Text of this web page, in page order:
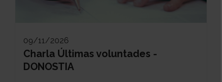
09/11/2026
Charla Últimas voluntades -
DONOSTIA